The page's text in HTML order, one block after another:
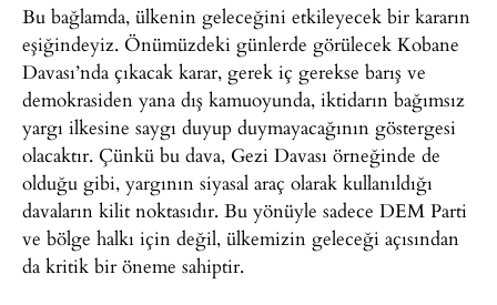
Bu bağlamda, ülkenin geleceğini etkileyecek bir kararın
eşiğindeyiz. Önümüzdeki günlerde görülecek Kobane
Davası’nda çıkacak karar, gerek iç gerekse barış ve
demokrasiden yana dış kamuoyunda, iktidarın bağımsız
yargı ilkesine saygı duyup duymayacağının göstergesi
olacaktır. Çünkü bu dava, Gezi Davası örneğinde de
olduğu gibi, yargının siyasal araç olarak kullanıldığı
davaların kilit noktasıdır. Bu yönüyle sadece DEM Parti
ve bölge halkı için değil, ülkemizin geleceği açısından
da kritik bir öneme sahiptir.